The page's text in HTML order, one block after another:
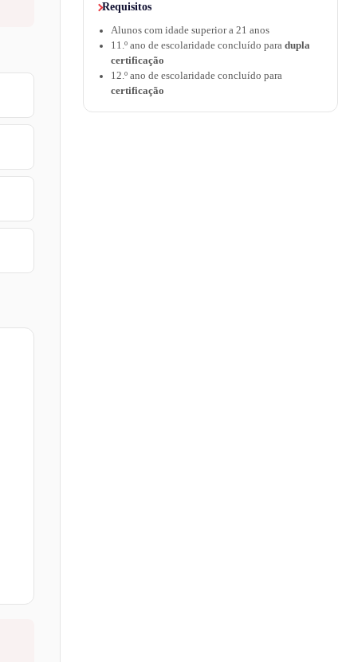
Requisitos
Alunos com idade superior a 21 anos
11.º ano de escolaridade concluído para dupla
certificação
12.º ano de escolaridade concluído para
certificação